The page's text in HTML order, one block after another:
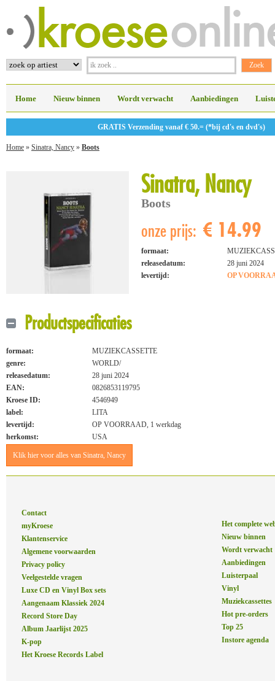
Home Nieuw binnen Wordt verwacht Aanbiedingen
GRATIS Verzending vanaf € 50.= (*bij cd's en dvd's)
Home » Sinatra, Nancy » Boots
Sinatra, Nancy
Boots
onze prijs: € 14.99
formaat:
releasedatum:
28 juni 2024
levertijd:
OP
Productspecificaties
formaat:
MUZIEKCASSETTE
genre:
WORLD/
releasedatum:
28 juni 2024
EAN:
0826853119795
Kroese ID:
4546949
label:
LITA
levertijd:
OP VOORRAAD, 1 werkdag
herkomst:
USA
Klik hier voor alles van Sinatra, Nancy
Contact
myKroese
Klantenservice
Algemene voorwaarden
Privacy policy
Veelgestelde vragen
Luxe CD en Vinyl Box sets
Aangenaam Klassiek 2024
Record Store Day
Album Jaarlijst 2025
K-pop
Het Kroese Records Label
Het complete
Nieuw binnen
Wordt verwacht
Aanbiedingen
Luisterpaal
Vinyl
Muziekcassettes
Hot pre-orders
Top 25
Instore agenda